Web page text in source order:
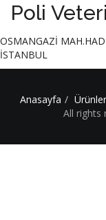
Poli
OSMANGAZİ
İSTANBUL
Anasayfa Ürünler
All rights